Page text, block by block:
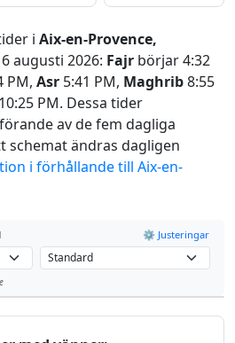
i Aix-en-Provence,
augusti 2026: Fajr börjar 4:32
PM, Asr 5:41 PM, Maghrib8:55
10:25 PM. Dessa tider
av de fem dagliga
schemat ändras dagligen
i förhållande till Aix-en-
⚙️ Justeringar